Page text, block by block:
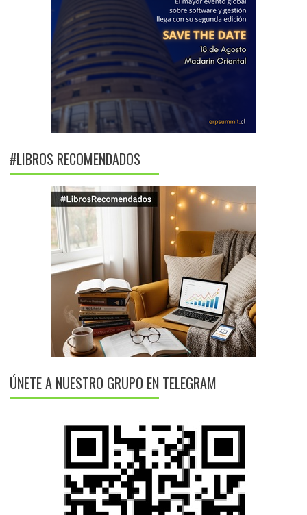
#LIBROS RECOMENDADOS
ÚNETE A NUESTRO GRUPO EN TELEGRAM